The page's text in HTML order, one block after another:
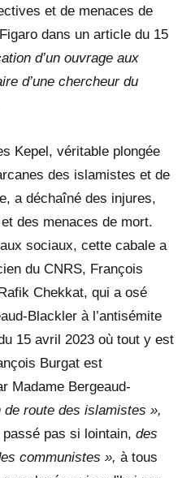
et de menaces de
dans un article du 15
d’un ouvrage aux
d’une chercheur du
Kepel, véritable plongée
des islamistes et de
a déchaîné des injures,
des menaces de mort.
sociaux, cette cabale a
du CNRS, François
Chekkat, qui a osé
Blackler à l’antisémite
15 avril 2023 où tout y est
Burgat est
Madame Bergeaud-
de route des islamistes »,
pas si lointain, des
communistes », à tous